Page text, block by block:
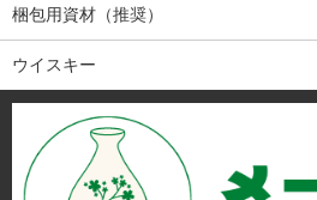
梱包用資材（推奨）
ウイスキー